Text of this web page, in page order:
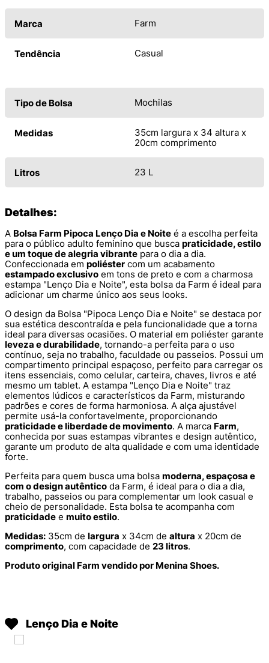
Marca Farm
Tendência Casual
Tipo de Bolsa Mochilas
Medidas
35cm largura x 34 altura x
20cm comprimento
Litros 23 L
Detalhes:
A Bolsa Farm Pipoca Lenço Dia e Noite é a escolha perfeita
para o público adulto feminino que busca praticidade, estilo
e um toque de alegria vibrante para o dia a dia.
Confeccionada em poliéster com um acabamento
estampado exclusivo em tons de preto e com a charmosa
estampa "Lenço Dia e Noite", esta bolsa da Farm é ideal para
adicionar um charme único aos seus looks.
O design da Bolsa "Pipoca Lenço Dia e Noite" se destaca por
sua estética descontraída e pela funcionalidade que a torna
ideal para diversas ocasiões. O material em poliéster garante
leveza e durabilidade, tornando-a perfeita para o uso
contínuo, seja no trabalho, faculdade ou passeios. Possui um
compartimento principal espaçoso, perfeito para carregar os
itens essenciais, como celular, carteira, chaves, livros e até
mesmo um tablet. A estampa "Lenço Dia e Noite" traz
elementos lúdicos e característicos da Farm, misturando
padrões e cores de forma harmoniosa. A alça ajustável
permite usá-la confortavelmente, proporcionando
praticidade e liberdade de movimento. A marca Farm,
conhecida por suas estampas vibrantes e design autêntico,
garante um produto de alta qualidade e com uma identidade
forte.
Perfeita para quem busca uma bolsa moderna, espaçosa e
com o design autêntico da Farm, é ideal para o dia a dia,
trabalho, passeios ou para complementar um look casual e
cheio de personalidade. Esta bolsa te acompanha com
praticidade e muito estilo.
Medidas: 35cm de largura x 34cm de altura x 20cm de
comprimento, com capacidade de 23 litros.
Produto original Farm vendido por Menina Shoes.
Lenço Dia e Noite